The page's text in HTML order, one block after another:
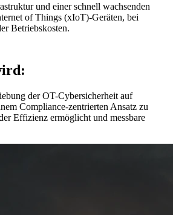
und einer schnell wachsenden
of Things (xIoT)-Geräten, bei
Betriebskosten.
der OT-Cybersicherheit auf
Compliance-zentrierten Ansatz zu
Effizienz ermöglicht und messbare